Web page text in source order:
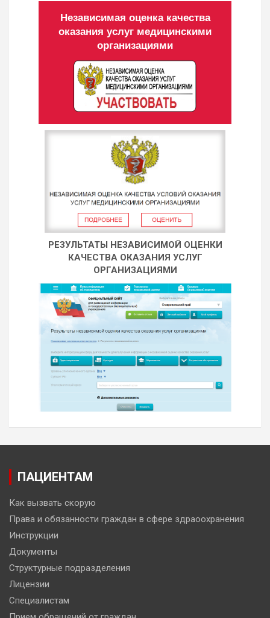
Независимая оценка качества
оказания услуг медицинскими
организациями
РЕЗУЛЬТАТЫ НЕЗАВИСИМОЙ ОЦЕНКИ
КАЧЕСТВА ОКАЗАНИЯ УСЛУГ
ОРГАНИЗАЦИЯМИ
ПАЦИЕНТАМ
Как вызвать скорую
Права и обязанности граждан в сфере здраоохранения
Инструкции
Документы
Структурные подразделения
Лицензии
Специалистам